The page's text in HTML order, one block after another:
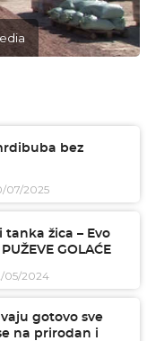
bez
07/2025
tanka žica – Evo
GOLAĆE
05/2024
gotovo sve
na prirodan i